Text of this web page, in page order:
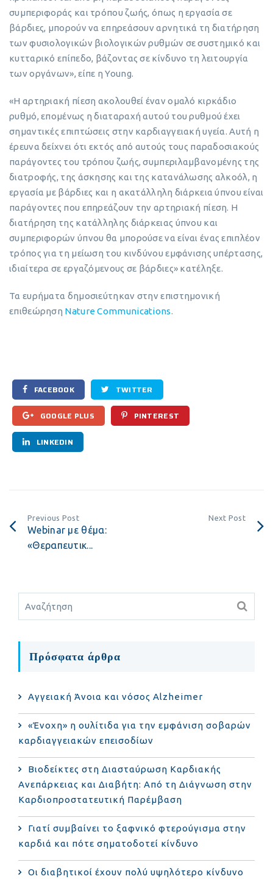
συμπεριφοράς και τρόπου ζωής, όπως η εργασία σε
βάρδιες, μπορούν να επηρεάσουν αρνητικά τη διατήρηση
των φυσιολογικών βιολογικών ρυθμών σε συστημικό και
κυτταρικό επίπεδο, βάζοντας σε κίνδυνο τη λειτουργία
των οργάνων», είπε η Young.
«Η αρτηριακή πίεση ακολουθεί έναν ομαλό κιρκάδιο
ρυθμό, επομένως η διαταραχή αυτού του ρυθμού έχει
σημαντικές επιπτώσεις στην καρδιαγγειακή υγεία. Αυτή η
έρευνα δείχνει ότι εκτός από αυτούς τους παραδοσιακούς
παράγοντες του τρόπου ζωής, συμπεριλαμβανομένης της
διατροφής, της άσκησης και της κατανάλωσης αλκοόλ, η
εργασία με βάρδιες και η ακατάλληλη διάρκεια ύπνου είναι
παράγοντες που επηρεάζουν την αρτηριακή πίεση. Η
διατήρηση της κατάλληλης διάρκειας ύπνου και
συμπεριφορών ύπνου θα μπορούσε να είναι ένας επιπλέον
τρόπος για τη μείωση του κινδύνου εμφάνισης υπέρτασης,
ιδιαίτερα σε εργαζόμενους σε βάρδιες» κατέληξε.
Τα ευρήματα δημοσιεύτηκαν στην επιστημονική
επιθεώρηση Nature Communications.
FACEBOOK TWITTER
GOOGLE PLUS PINTEREST
LINKEDIN
Previous Post
Webinar με θέμα:
«Θεραπευτικ...
Next Post
Πρόσφατα άρθρα
Αγγειακή Άνοια και νόσος Alzheimer
«Ένοχη» η ουλίτιδα για την εμφάνιση σοβαρών
καρδιαγγειακών επεισοδίων
Βιοδείκτες στη Διασταύρωση Καρδιακής
Ανεπάρκειας και Διαβήτη: Από τη Διάγνωση στην
Καρδιοπροστατευτική Παρέμβαση
Γιατί συμβαίνει το ξαφνικό φτερούγισμα στην
καρδιά και πότε σηματοδοτεί κίνδυνο
Οι διαβητικοί έχουν πολύ υψηλότερο κίνδυνο